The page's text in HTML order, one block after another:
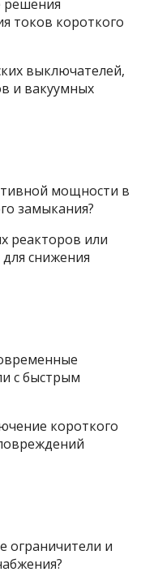
решения
токов короткого
выключателей,
и вакуумных
мощности в
замыкания?
реакторов или
снижения
с быстрым
короткого
ограничители и